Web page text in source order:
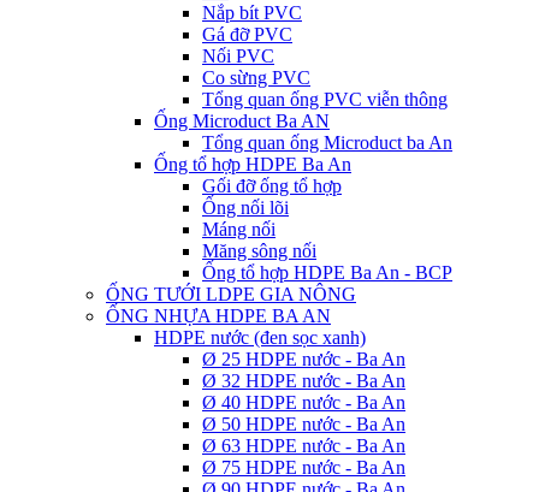
Nắp bít PVC
Gá đỡ PVC
Nối PVC
Co sừng PVC
Tổng quan ống PVC viễn thông
Ống Microduct Ba AN
Tổng quan ống Microduct ba An
Ống tổ hợp HDPE Ba An
Gối đỡ ống tổ hợp
Ống nối lõi
Máng nối
Măng sông nối
Ống tổ hợp HDPE Ba An - BCP
ỐNG TƯỚI LDPE GIA NÔNG
ỐNG NHỰA HDPE BA AN
HDPE nước (đen sọc xanh)
Ø 25 HDPE nước - Ba An
Ø 32 HDPE nước - Ba An
Ø 40 HDPE nước - Ba An
Ø 50 HDPE nước - Ba An
Ø 63 HDPE nước - Ba An
Ø 75 HDPE nước - Ba An